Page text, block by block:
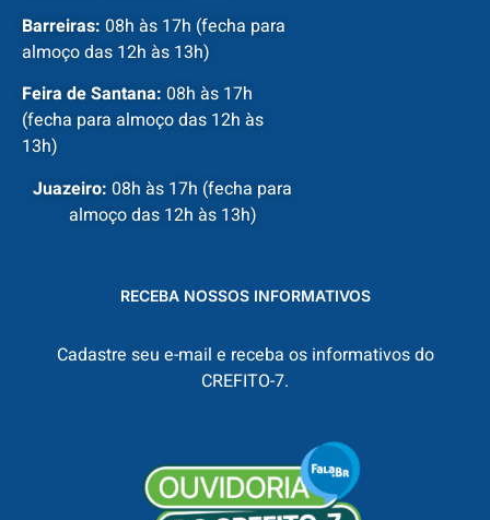
Barreiras: 08h às 17h (fecha para
almoço das 12h às 13h)
Feira de Santana: 08h às 17h
(fecha para almoço das 12h às
13h)
Juazeiro: 08h às 17h (fecha para
almoço das 12h às 13h)
RECEBA NOSSOS INFORMATIVOS
Cadastre seu e-mail e receba os informativos do
CREFITO-7.